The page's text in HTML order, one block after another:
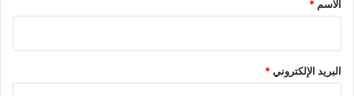
الاسم *
البريد الإلكتروني*